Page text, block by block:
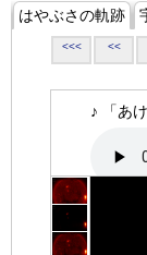
はやぶさの軌跡
<<< <<
♪ 「あ